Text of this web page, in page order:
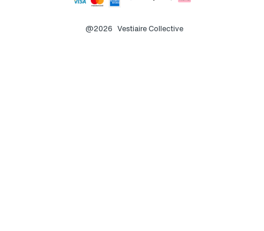
@2026 Vestiaire Collective